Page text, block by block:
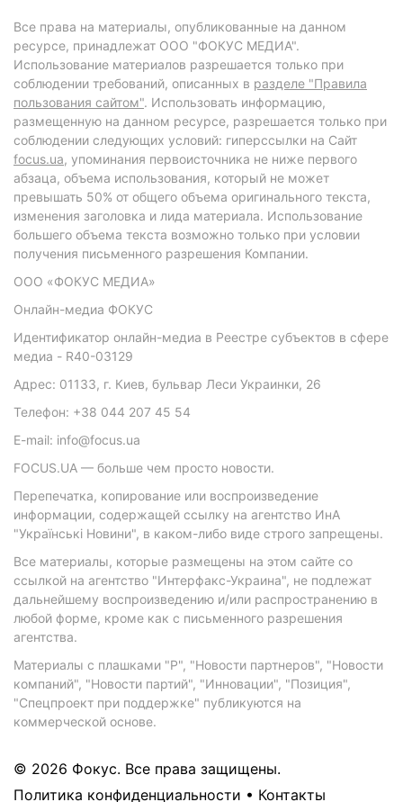
Все права на материалы, опубликованные на данном
ресурсе, принадлежат ООО "ФОКУС МЕДИА".
Использование материалов разрешается только при
соблюдении требований, описанных в разделе "Правила
пользования сайтом". Использовать информацию,
размещенную на данном ресурсе, разрешается только при
соблюдении следующих условий: гиперссылки на Сайт
focus.ua, упоминания первоисточника не ниже первого
абзаца, объема использования, который не может
превышать 50% от общего объема оригинального текста,
изменения заголовка и лида материала. Использование
большего объема текста возможно только при условии
получения письменного разрешения Компании.
ООО «ФОКУС МЕДИА»
Онлайн-медиа ФОКУС
Идентификатор онлайн-медиа в Реестре субъектов в сфере
медиа - R40-03129
Адрес: 01133, г. Киев, бульвар Леси Украинки, 26
Телефон: +38 044 207 45 54
E-mail: info@focus.ua
FOCUS.UA — больше чем просто новости.
Перепечатка, копирование или воспроизведение
информации, содержащей ссылку на агентство ИнА
"Українські Новини", в каком-либо виде строго запрещены.
Все материалы, которые размещены на этом сайте со
ссылкой на агентство "Интерфакс-Украина", не подлежат
дальнейшему воспроизведению и/или распространению в
любой форме, кроме как с письменного разрешения
агентства.
Материалы с плашками "Р", "Новости партнеров", "Новости
компаний", "Новости партий", "Инновации", "Позиция",
"Спецпроект при поддержке" публикуются на
коммерческой основе.
© 2026 Фокус. Все права защищены.
Политика конфиденциальности • Контакты